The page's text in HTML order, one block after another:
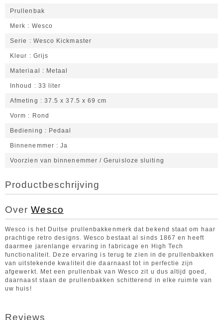
Prullenbak
Merk Wesco
Serie Wesco Kickmaster
Kleur Grijs
Materiaal Metaal
Inhoud 33 liter
Afmeting 37.5 x 37.5 x 69 cm
Vorm Rond
Bediening Pedaal
Binnenemmer Ja
Voorzien van binnenemmer / Geruisloze sluiting
Productbeschrijving
OverWesco
Wesco is het Duitse prullenbakkenmerk dat bekend staat om haar
prachtige retro designs. Wesco bestaat al sinds 1867 en heeft
daarmee jarenlange ervaring in fabricage en High Tech
functionaliteit. Deze ervaring is terug te zien in de prullenbakken
van uitstekende kwaliteit die daarnaast tot in perfectie zijn
afgewerkt. Met een prullenbak van Wesco zit u dus altijd goed,
daarnaast staan de prullenbakken schitterend in elke ruimte van
uw huis!
Reviews